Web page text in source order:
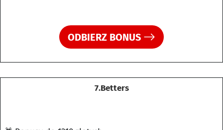
ODBIERZ BONUS
7.Betters